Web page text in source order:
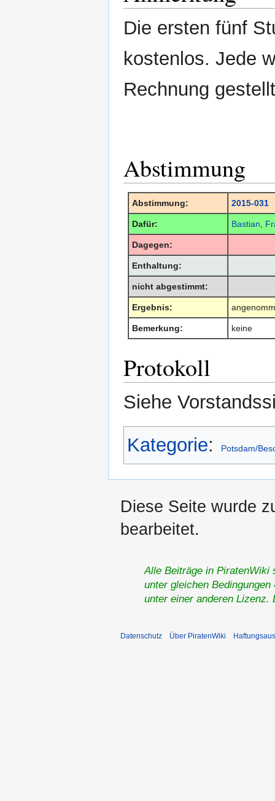
Die ersten fünf
kostenlos. Jede
Rechnung
Abstimmung
Abstimmung: 2015-031
Dafür: Bastian
Dagegen:
Enthaltung:
nicht abgestimmt:
Ergebnis:
Bemerkung: keine
Protokoll
Siehe
Kategorie: Potsdam/
Diese Seite wurde
bearbeitet.
Alle Beiträge in PiratenWiki
unter gleichen
unter einer anderen
Datenschutz Über PiratenWiki